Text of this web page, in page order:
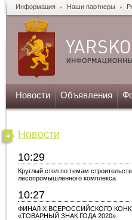
Информация Наши партнеры
Новости Объявления
Новости
10:29
Круглый стол по темам
лесопромышленного комплекса
10:27
ФИНАЛ X ВСЕРОССИЙСКОГО
«ТОВАРНЫЙ ЗНАК ГОДА 2020»